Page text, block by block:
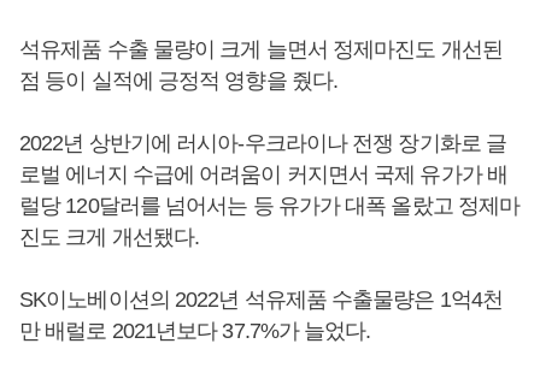
석유제품 수출 물량이 크게 늘면서 정제마진도 개선된
점 등이 실적에 긍정적 영향을 줬다.
2022년 상반기에 러시아-우크라이나 전쟁 장기화로 글
로벌 에너지 수급에 어려움이 커지면서 국제 유가가 배
럴당 120달러를 넘어서는 등 유가가 대폭 올랐고 정제마
진도 크게 개선됐다.
SK이노베이션의 2022년 석유제품 수출물량은 1억4천
만 배럴로 2021년보다 37.7%가 늘었다.